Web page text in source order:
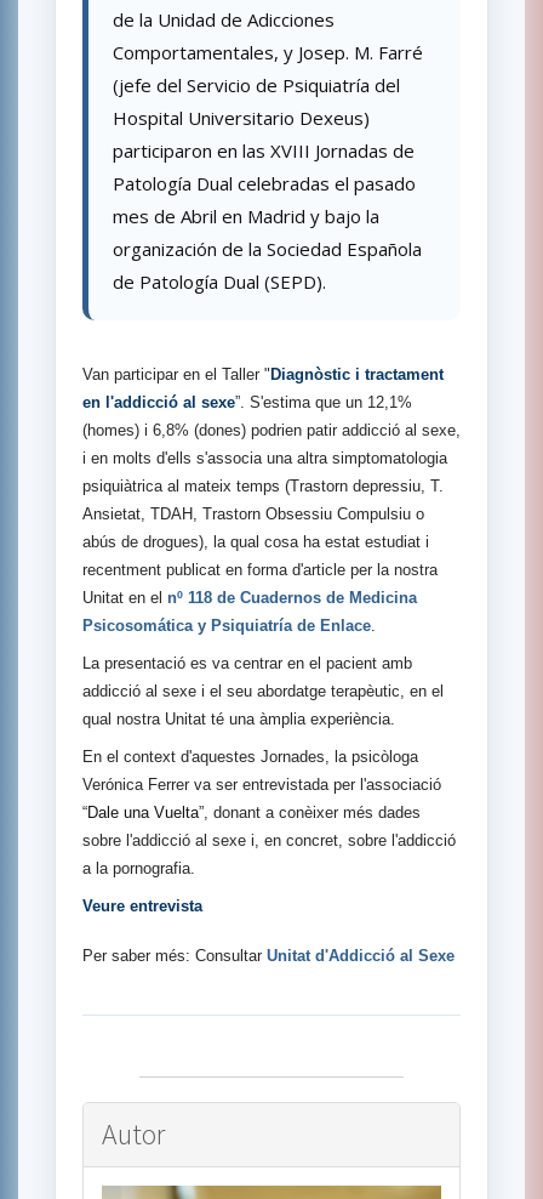
de la Unidad de Adicciones
Comportamentales, y Josep. M. Farré
(jefe del Servicio de Psiquiatría del
Hospital Universitario Dexeus)
participaron en las XVIII Jornadas de
Patología Dual celebradas el pasado
mes de Abril en Madrid y bajo la
organización de la Sociedad Española
de Patología Dual (SEPD).
Van participar en el Taller "Diagnòstic i tractament
en l'addicció al sexe”. S'estima que un 12,1%
(homes) i 6,8% (dones) podrien patir addicció al sexe,
i en molts d'ells s'associa una altra simptomatologia
psiquiàtrica al mateix temps (Trastorn depressiu, T.
Ansietat, TDAH, Trastorn Obsessiu Compulsiu o
abús de drogues), la qual cosa ha estat estudiat i
recentment publicat en forma d'article per la nostra
Unitat en el nº 118 de Cuadernos de Medicina
Psicosomática y Psiquiatría de Enlace
La presentació es va centrar en el pacient amb
addicció al sexe i el seu abordatge terapèutic, en el
qual nostra Unitat té una àmplia experiència.
En el context d'aquestes Jornades, la psicòloga
Verónica Ferrer va ser entrevistada per l'associació
“Dale una Vuelta”, donant a conèixer més dades
sobre l'addicció al sexe i, en concret, sobre l'addicció
a la pornografia.
Veure entrevista
Per saber més: Consultar Unitat d'Addicció al Sexe
Autor